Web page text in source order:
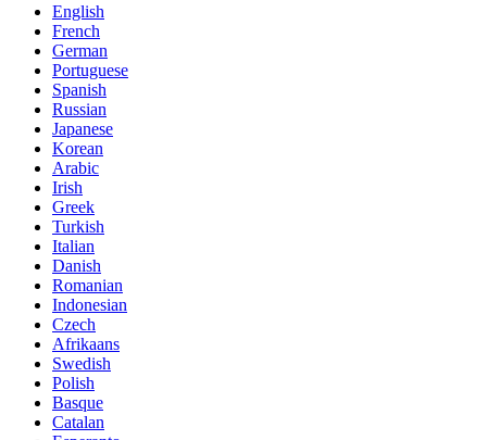
English
French
German
Portuguese
Spanish
Russian
Japanese
Korean
Arabic
Irish
Greek
Turkish
Italian
Danish
Romanian
Indonesian
Czech
Afrikaans
Swedish
Polish
Basque
Catalan